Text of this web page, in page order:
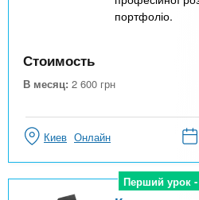
портфоліо.
Стоимость
В месяц: 2 600 грн
Киев Онлайн
Перший урок
Перший урок